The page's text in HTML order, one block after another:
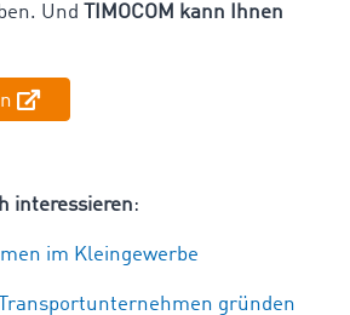
Und
TIMOCOM kann Ihnen
interessieren:
im Kleingewerbe
gründen